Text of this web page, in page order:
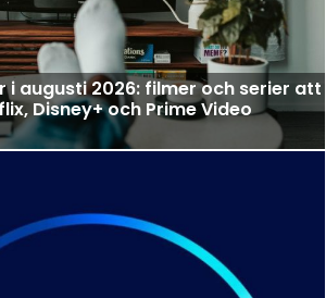
i augusti 2026: filmer och serier att
Disney+ och Prime Video